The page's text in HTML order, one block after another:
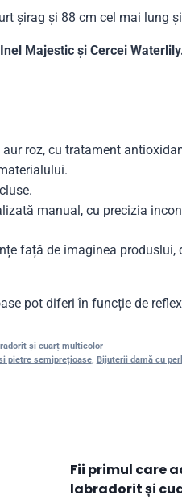
șirag și 88 cm cel mai lung
Majestic și Cercei
aur roz, cu tratament
manual, cu precizia
față de imaginea
pot diferi în funcție de
și cuarț multicolor
pietre semiprețioase, Bijuterii damă cu
Fii primul care
labradorit și